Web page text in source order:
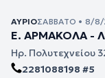
ΑΎΡΙΟΣΆΒΒΑΤΟ • 8/
Ε. ΑΡΜΑΚΟΛΑ -
Ηρ. Πολυτεχνείου
2281088198 #5